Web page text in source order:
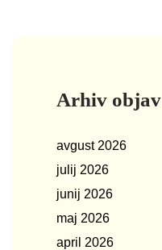
Arhiv objav
avgust 2026
julij 2026
junij 2026
maj 2026
april 2026